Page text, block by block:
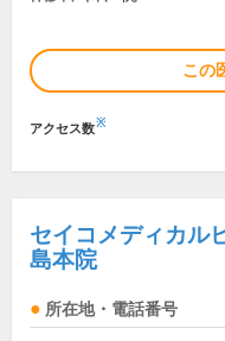
この
アクセス数※
セイコメディカル
島本院
所在地・電話番号